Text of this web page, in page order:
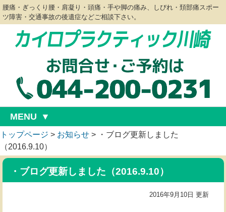
腰痛・ぎっくり腰・肩凝り・頭痛・手や脚の痛み、しびれ・頚部痛スポー
ツ障害・交通事故の後遺症などご相談下さい。
MENU
トップページ > お知らせ >
・ブログ更新しました
（2016.9.10）
・ブログ更新しました（2016.9.10）
2016年9月10日 更新